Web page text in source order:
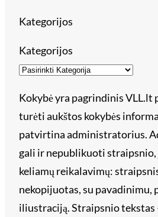
Kategorijos
Kategorijos
Kokybė yra pagrindinis VLL.lt
turėti aukštos kokybės
patvirtina administratorius.
gali ir nepublikuoti
keliamų reikalavimų:
nekopijuotas, su pavadinimu,
iliustraciją. Straipsnio tekstas